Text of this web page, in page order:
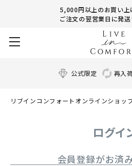
5,000円以上のお買い上
ご注文の翌営業日に発送
公式限定 再入
リブインコンフォートオンラインショッ
ログイ
会員登録がお済